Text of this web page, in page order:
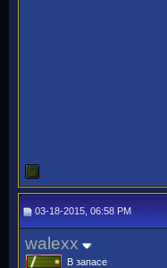
03-18-2015, 06:58 PM
walexx
В запасе